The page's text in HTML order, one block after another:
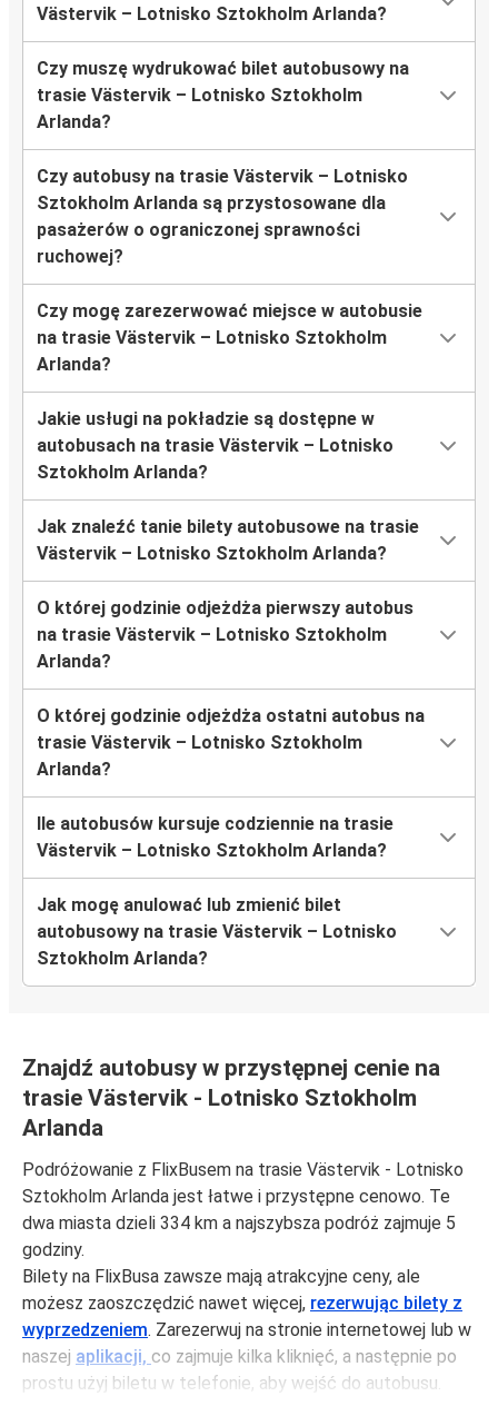
Västervik – Lotnisko Sztokholm Arlanda?
Czy muszę wydrukować bilet autobusowy na
trasie Västervik – Lotnisko Sztokholm
Arlanda?
Czy autobusy na trasie Västervik – Lotnisko
Sztokholm Arlanda są przystosowane dla
pasażerów o ograniczonej sprawności
ruchowej?
Czy mogę zarezerwować miejsce w autobusie
na trasie Västervik – Lotnisko Sztokholm
Arlanda?
Jakie usługi na pokładzie są dostępne w
autobusach na trasie Västervik – Lotnisko
Sztokholm Arlanda?
Jak znaleźć tanie bilety autobusowe na trasie
Västervik – Lotnisko Sztokholm Arlanda?
O której godzinie odjeżdża pierwszy autobus
na trasie Västervik – Lotnisko Sztokholm
Arlanda?
O której godzinie odjeżdża ostatni autobus na
trasie Västervik – Lotnisko Sztokholm
Arlanda?
Ile autobusów kursuje codziennie na trasie
Västervik – Lotnisko Sztokholm Arlanda?
Jak mogę anulować lub zmienić bilet
autobusowy na trasie Västervik – Lotnisko
Sztokholm Arlanda?
Znajdź autobusy w przystępnej cenie na
trasie Västervik - Lotnisko Sztokholm
Arlanda
Podróżowanie z FlixBusem na trasie Västervik - Lotnisko
Sztokholm Arlanda jest łatwe i przystępne cenowo. Te
dwa miasta dzieli 334 km a najszybsza podróż zajmuje 5
godziny.
Bilety na FlixBusa zawsze mają atrakcyjne ceny, ale
możesz zaoszczędzić nawet więcej, rezerwując bilety z
wyprzedzeniem. Zarezerwuj na stronie internetowej lub w
naszej aplikacji, co zajmuje kilka kliknięć, a następnie po
prostu użyj biletu w telefonie, aby wejść do autobusu.